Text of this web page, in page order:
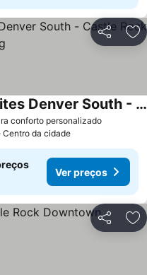
Partilhar
conforto personalizadoVer
Holiday Inn Express & Suites Denver South - Castle Rock By Ihg
Centro da cidade
Ver preços
Partilhar